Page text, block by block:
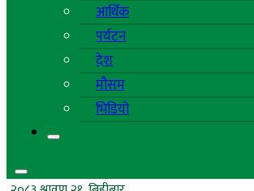
आर्थिक
पर्यटन
देश
मौसम
भिडियो